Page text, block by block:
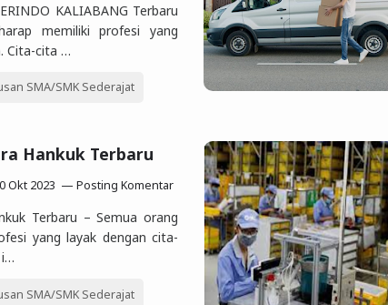
KALIABANG Terbaru
memiliki profesi yang
Cita-cita …
SMA/SMK Sederajat
Hankuk Terbaru
Okt 2023 Posting Komentar
Terbaru – Semua orang
yang layak dengan cita-
i…
SMA/SMK Sederajat